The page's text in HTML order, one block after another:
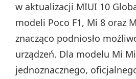
w aktualizacji MIUI 10
modeli Poco F1, Mi 8 oraz
znacząco podniosło
urządzeń. Dla modelu Mi
jednoznacznego,